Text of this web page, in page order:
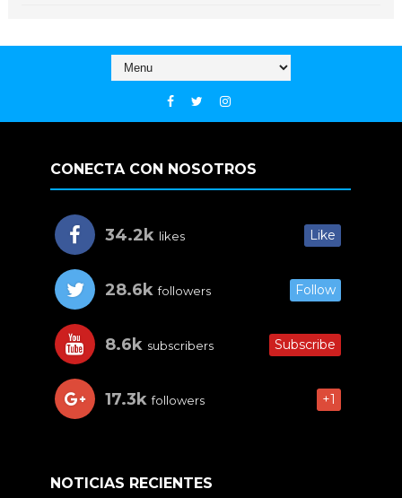
CONECTA CON NOSOTROS
34.2k likes Like
28.6k followers Follow
8.6k subscribers Subscribe
17.3k followers +1
NOTICIAS RECIENTES